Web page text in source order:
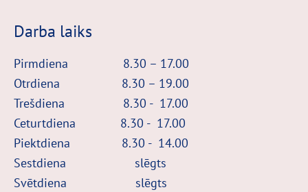
Darba laiks
Pirmdiena 8.30 – 17.00
Otrdiena 8.30 – 19.00
Trešdiena 8.30 - 17.00
Ceturtdiena 8.30 - 17.00
Piektdiena 8.30 - 14.00
Sestdiena slēgts
Svētdiena slēgts